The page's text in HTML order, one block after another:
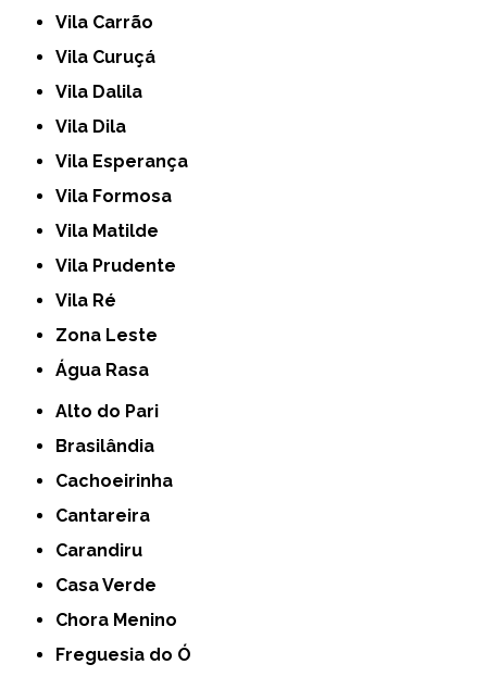
Vila Carrão
Vila Curuçá
Vila Dalila
Vila Dila
Vila Esperança
Vila Formosa
Vila Matilde
Vila Prudente
Vila Ré
Zona Leste
Água Rasa
Alto do Pari
Brasilândia
Cachoeirinha
Cantareira
Carandiru
Casa Verde
Chora Menino
Freguesia do Ó